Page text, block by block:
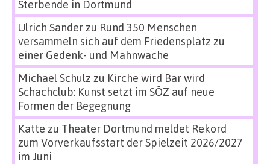
Sterbende in Dortmund
Ulrich Sanderzu Rund 350 Menschen
versammeln sich auf dem Friedensplatz zu
einer Gedenk- und Mahnwache
Michael Schulz zu Kirche wird Bar wird
Schachclub: Kunst setzt im SÖZ auf neue
Formen der Begegnung
Katte zu Theater Dortmund meldet Rekord
zum Vorverkaufsstart der Spielzeit 2026/2027
im Juni